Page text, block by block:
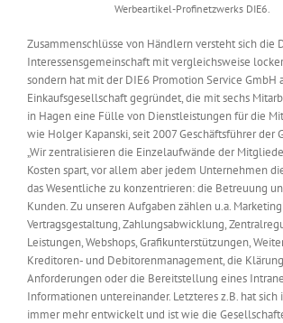
Werbeartikel-Profinetzwerks DIE6.
Zusammenschlüsse von Händlern versteht sich die
Interessensgemeinschaft mit vergleichsweise
sondern hat mit der DIE6 Promotion Service GmbH
Einkaufsgesellschaft gegründet, die mit sechs
in Hagen eine Fülle von Dienstleistungen für die
wie Holger Kapanski, seit 2007 Geschäftsführer der
„Wir zentralisieren die Einzelaufwände der
Kosten spart, vor allem aber jedem Unternehmen
das Wesentliche zu konzentrieren: die Betreuung
Kunden. Zu unseren Aufgaben zählen u.a.
Vertragsgestaltung, Zahlungsabwicklung,
Leistungen, Webshops, Grafikunterstützungen,
Kreditoren- und Debitorenmanagement, die
Anforderungen oder die Bereitstellung eines
Informationen untereinander. Letzteres z.B. hat sich
immer mehr entwickelt und ist wie die